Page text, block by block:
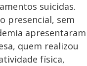
suicidas.
presencial, sem
apresentaram
quem realizou
física,